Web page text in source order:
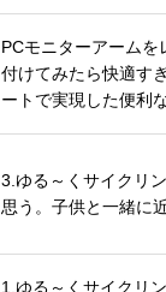
PCモニターアームを
付けてみたら快適す
ートで実現した便利
3.ゆる～くサイクリ
思う。子供と一緒に
1.ゆる～くサイクリ